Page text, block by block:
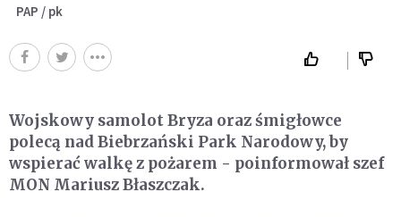
PAP / pk
Wojskowy samolot Bryza oraz śmigłowce
polecą nad Biebrzański Park Narodowy, by
wspierać walkę z pożarem - poinformował szef
MON Mariusz Błaszczak.